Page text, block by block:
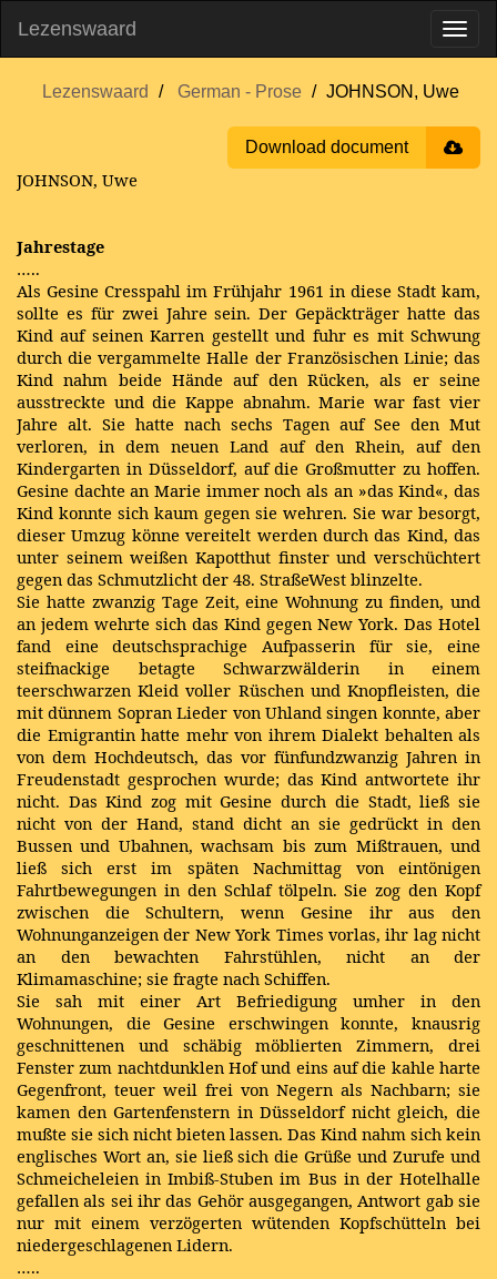
Lezenswaard
Lezenswaard German - Prose JOHNSON, Uwe
Download document
JOHNSON, Uwe
Jahrestage
…..
Als Gesine Cresspahl im Frühjahr 1961 in diese Stadt kam,
sollte es für zwei Jahre sein. Der Gepäckträger hatte das
Kind auf seinen Karren gestellt und fuhr es mit Schwung
durch die vergammelte Halle der Französischen Linie; das
Kind nahm beide Hände auf den Rücken, als er seine
ausstreckte und die Kappe abnahm. Marie war fast vier
Jahre alt. Sie hatte nach sechs Tagen auf See den Mut
verloren, in dem neuen Land auf den Rhein, auf den
Kindergarten in Düsseldorf, auf die Großmutter zu hoffen.
Gesine dachte an Marie immer noch als an »das Kind«, das
Kind konnte sich kaum gegen sie wehren. Sie war besorgt,
dieser Umzug könne vereitelt werden durch das Kind, das
unter seinem weißen Kapotthut finster und verschüchtert
gegen das Schmutzlicht der 48. StraßeWest blinzelte.
Sie hatte zwanzig Tage Zeit, eine Wohnung zu finden, und
an jedem wehrte sich das Kind gegen New York. Das Hotel
fand eine deutschsprachige Aufpasserin für sie, eine
steifnackige betagte Schwarzwälderin in einem
teerschwarzen Kleid voller Rüschen und Knopfleisten, die
mit dünnem Sopran Lieder von Uhland singen konnte, aber
die Emigrantin hatte mehr von ihrem Dialekt behalten als
von dem Hochdeutsch, das vor fünfundzwanzig Jahren in
Freudenstadt gesprochen wurde; das Kind antwortete ihr
nicht. Das Kind zog mit Gesine durch die Stadt, ließ sie
nicht von der Hand, stand dicht an sie gedrückt in den
Bussen und Ubahnen, wachsam bis zum Mißtrauen, und
ließ sich erst im späten Nachmittag von eintönigen
Fahrtbewegungen in den Schlaf tölpeln. Sie zog den Kopf
zwischen die Schultern, wenn Gesine ihr aus den
Wohnunganzeigen der New York Times vorlas, ihr lag nicht
an den bewachten Fahrstühlen, nicht an der
Klimamaschine; sie fragte nach Schiffen.
Sie sah mit einer Art Befriedigung umher in den
Wohnungen, die Gesine erschwingen konnte, knausrig
geschnittenen und schäbig möblierten Zimmern, drei
Fenster zum nachtdunklen Hof und eins auf die kahle harte
Gegenfront, teuer weil frei von Negern als Nachbarn; sie
kamen den Gartenfenstern in Düsseldorf nicht gleich, die
mußte sie sich nicht bieten lassen. Das Kind nahm sich kein
englisches Wort an, sie ließ sich die Grüße und Zurufe und
Schmeicheleien in Imbiß-Stuben im Bus in der Hotelhalle
gefallen als sei ihr das Gehör ausgegangen, Antwort gab sie
nur mit einem verzögerten wütenden Kopfschütteln bei
niedergeschlagenen Lidern.
…..